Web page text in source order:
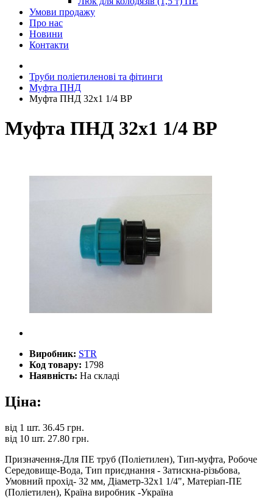
Умови продажу
Про нас
Новини
Контакти
Труби поліетиленові та фітинги
Муфта ПНД
Муфта ПНД 32х1 1/4 ВР
Муфта ПНД 32х1 1/4 ВР
Виробник: STR
Код товару: 1798
Наявність: На складі
Ціна:
від 1 шт. 36.45 грн.
від 10 шт. 27.80 грн.
Призначення-Для ПЕ труб (Поліетилен), Тип-муфта, Робоче
Середовище-Вода, Тип приєднання - Затискна-різьбова,
Умовний прохід- 32 мм, Діаметр-32x1 1/4", Матеріап-ПЕ
(Поліетилен), Країна виробник -Україна